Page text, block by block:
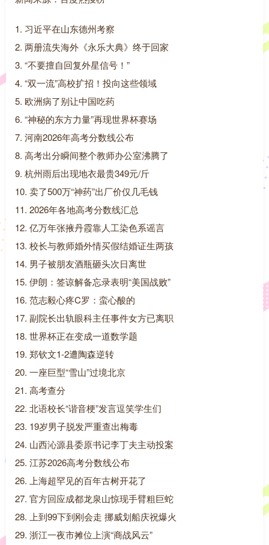
1. 习近平在山东德州考察
2. 两册流失海外《永乐大典》终于回家
3. “不要擅自回复外星信号！”
4. “双一流”高校扩招！投向这些领域
5. 欧洲病了别让中国吃药
6. “神秘的东方力量”再现世界杯赛场
7. 河南2026年高考分数线公布
8. 高考出分瞬间整个教师办公室沸腾了
9. 杭州雨后出现地衣最贵349元/斤
10. 卖了500万“神药”出厂价仅几毛钱
11. 2026年各地高考分数线汇总
12. 亿万年张掖丹霞靠人工染色系谣言
13. 校长与教师婚外情买假结婚证生两孩
14. 男子被朋友酒瓶砸头次日离世
15. 伊朗：签谅解备忘录表明“美国战败”
16. 范志毅心疼C罗：蛮心酸的
17. 副院长出轨眼科主任事件女方已离职
18. 世界杯正在变成一道数学题
19. 郑钦文1-2遭陶森逆转
20. 一座巨型“雪山”过境北京
21. 高考查分
22. 北语校长“谐音梗”发言逗笑学生们
23. 19岁男子脱发严重查出梅毒
24. 山西沁源县委原书记李丁夫主动投案
25. 江苏2026高考分数线公布
26. 上海超罕见的百年古树开花了
27. 官方回应成都龙泉山惊现手臂粗巨蛇
28. 上到99下到刚会走 挪威划船庆祝爆火
29. 浙江一夜市摊位上演“商战风云”